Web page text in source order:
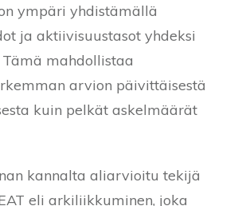
ympäri yhdistämällä
ja aktiivisuustasot yhdeksi
mahdollistaa
arvion päivittäisestä
kuin pelkät askelmäärät
kannalta aliarvioitu tekijä
eli arkiliikkuminen, joka